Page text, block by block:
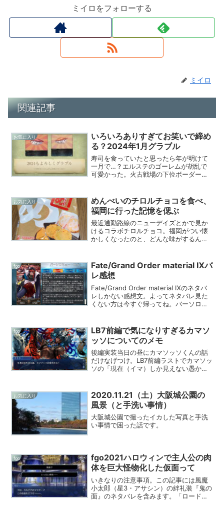
ミイロをフォローする
ミイロ
関連記事
お気に入り
いろいろありすぎてお笑いで締め
る？2024年1月グラブル
寿司を食っていたと思ったら年が明けて
一月で…？エルステのゴーレムが胡乱で
可愛かった。火古戦場の下位ボーダーあ
バブベリから逃げられなくなった騎空士
の阿鼻叫喚が。どのくら...
お気に入り
めんべいのチロルチョコを食べ、
福岡に行った記憶を偲ぶ
最近通勤路線のニューデイズとかで見か
けるコラボチロルチョコ。福岡がつい懐
かしくなったのと、どんな味がするんだ
(function(b,c,f,g,a,d,e)
{b.MoshimoAff...
fgo
Fate/Grand Order material Ⅸバ
レ感想
Fate/Grand Order material Ⅸのネタバ
レしかない感想文。よってネタバレ見た
くない方は今すぐ帰ってね。バーソロミ
（アヴェンジャー）長尾景虎（ランサ
ー...
fgo
LB7前編で気になりすぎるカマソ
ッソについてのメモ
後編実装当日の昼にカマソッソくんの話
だけなげつけ。LB7前編ラストでカマソッ
ソの「現在（イマ）しか見えない愚かな
噛み締める。LB7前編振り返り 600万年
前にORT絡み...
お気に入り
2020.11.21（土）大阪城公園の
風景（と手洗い事情）
大阪城公園で撮ったイカした写真と手洗
い事情で困った話です。
fgo
fgo2021ハロウィンで主人公の肉
体を巨大怪物化した仮面って
いきなりの注意事項。この記事には風魔
小太郎（星3・アサシン）の絆礼装『鬼の
面』のネタバレを含みます。「ロードエ